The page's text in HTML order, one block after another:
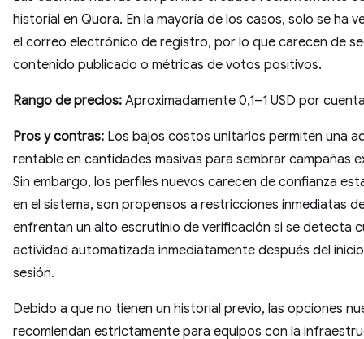
historial en Quora. En la mayoría de los casos, solo se ha
el correo electrónico de registro, por lo que carecen de
contenido publicado o métricas de votos positivos.
Rango de precios: Aproximadamente 0,1–1 USD por
Pros y contras: Los bajos costos unitarios permiten una
rentable en cantidades masivas para sembrar campañas
Sin embargo, los perfiles nuevos carecen de confianza
en el sistema, son propensos a restricciones inmediatas
enfrentan un alto escrutinio de verificación si se detecta
actividad automatizada inmediatamente después del
sesión.
Debido a que no tienen un historial previo, las opciones
recomiendan estrictamente para equipos con la